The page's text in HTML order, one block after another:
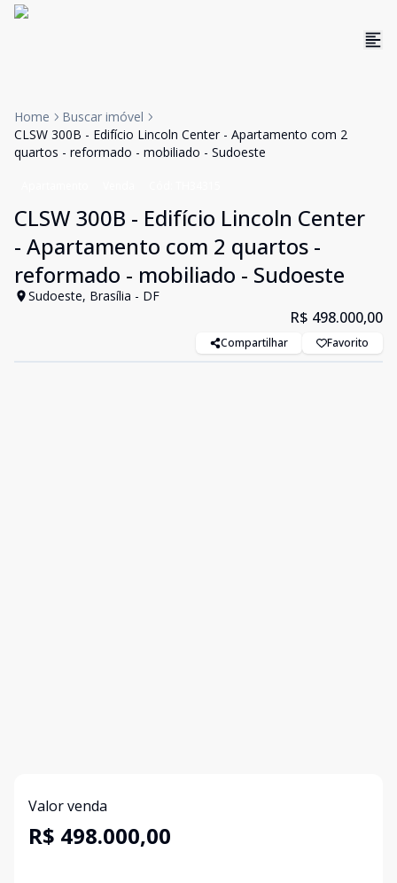
Home
Buscar imóvel
CLSW 300B - Edifício Lincoln Center - Apartamento com 2
quartos - reformado - mobiliado - Sudoeste
CLSW 300B - Edifício Lincoln Center
- Apartamento com 2 quartos -
reformado - mobiliado - Sudoeste
Sudoeste, Brasília - DF
R$ 498.000,00
Compartilhar Favorito
Valor venda
R$ 498.000,00